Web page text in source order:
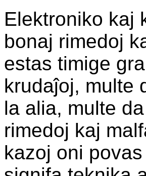
Elektroniko kaj
bonaj rimedoj
estas timige
krudaĵoj, multe
la alia, multe
rimedoj kaj
kazoj oni